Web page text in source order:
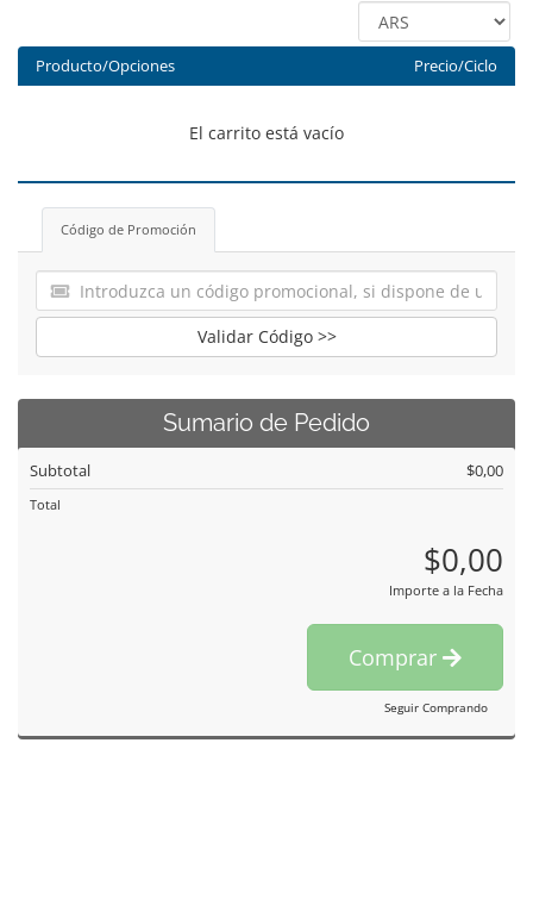
Producto/Opciones Precio/Ciclo
El carrito está vacío
Código de Promoción
Validar Código >>
Sumario de Pedido
Subtotal $0,00
Total
$0,00
Importe a la Fecha
Comprar
Seguir Comprando